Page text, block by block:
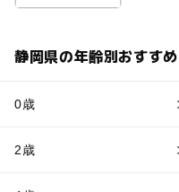
静岡県の年齢別おすす
0歳
2歳